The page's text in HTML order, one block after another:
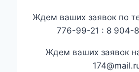
Ждем ваших заявок по
776-99-21 : 8 904-
Ждем ваших заявок